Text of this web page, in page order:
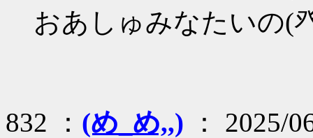
おあしゅみなたいの(
832 ： (め_め,,) ： 2025/